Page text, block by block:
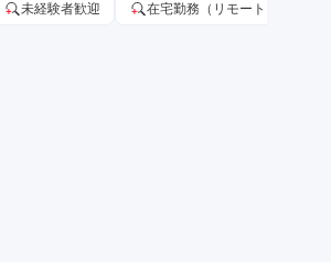
未経験者歓迎 在宅勤務（リモートワーク）OK